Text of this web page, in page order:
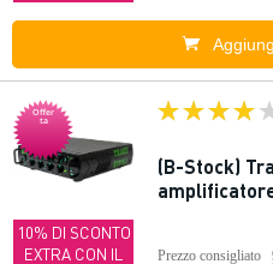
Offer
ta
10% DI SCONTO
EXTRA CON IL
(B-Stock)
Prezzo consigliato